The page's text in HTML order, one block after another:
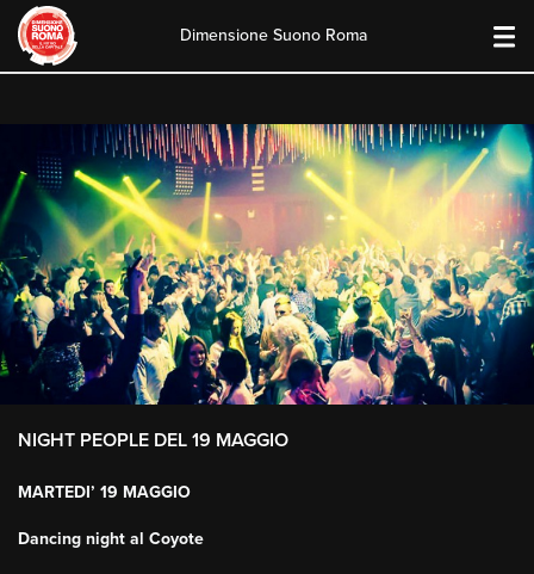
Dimensione Suono Roma
NIGHT PEOPLE DEL 19 MAGGIO
MARTEDI’ 19 MAGGIO
Dancing night al Coyote